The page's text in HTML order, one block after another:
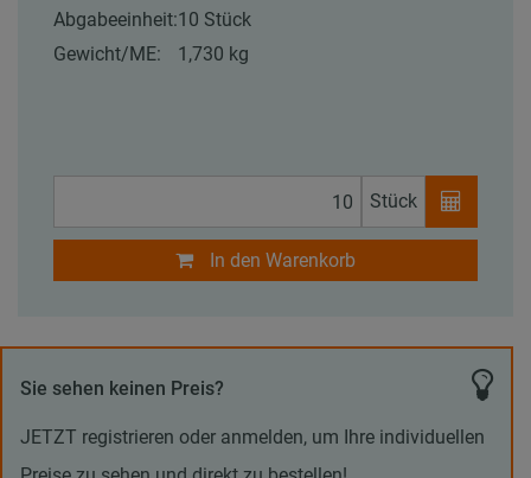
Abgabeeinheit:10 Stück
Gewicht/ME:
1,730 kg
Stück
In den Warenkorb
Sie sehen keinen Preis?
JETZT registrieren oder anmelden, um Ihre individuellen